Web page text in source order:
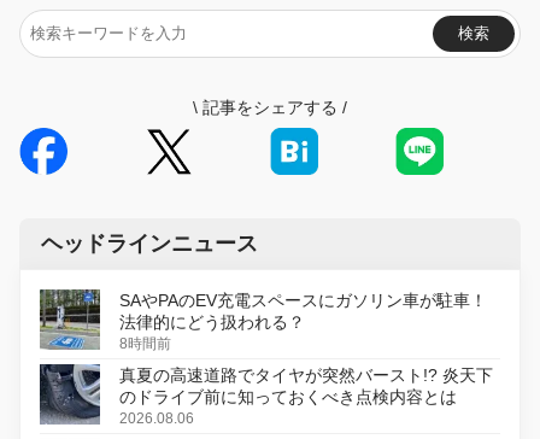
検索
\ 記事をシェアする /
ヘッドラインニュース
SAやPAのEV充電スペースにガソリン車が駐車！
法律的にどう扱われる？
8時間前
真夏の高速道路でタイヤが突然バースト!? 炎天下
のドライブ前に知っておくべき点検内容とは
2026.08.06